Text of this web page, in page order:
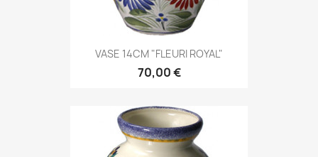
VASE 14CM "FLEURI ROYAL"
70,00 €